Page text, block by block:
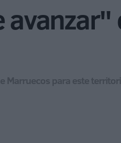
Marruecos para este